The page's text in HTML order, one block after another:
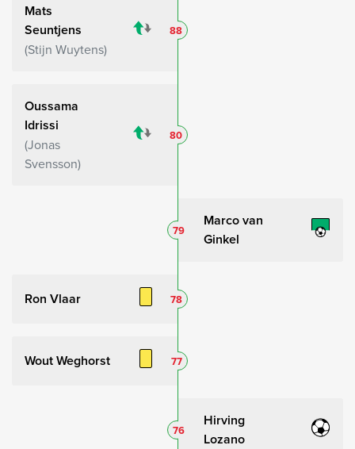
Mats
Seuntjens
Stijn Wuytens
88
Oussama
Idrissi
Jonas
Svensson
80
Marco van
Ginkel
79
Ron Vlaar 78
Wout Weghorst 77
Hirving
Lozano
76